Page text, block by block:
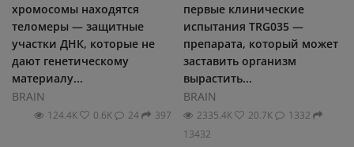
хромосомы находятся
теломеры — защитные
участки ДНК, которые не
дают генетическому
материалу...
BRAIN
124.4К 0.6К 24 397
первые клинические
испытания TRG035 —
препарата, который может
заставить организм
вырастить...
BRAIN
2335.4К 20.7К
1332
13432